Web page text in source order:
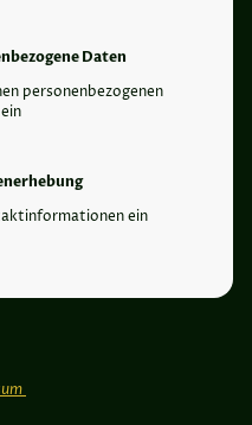
Daten
personenbezogenen
ein